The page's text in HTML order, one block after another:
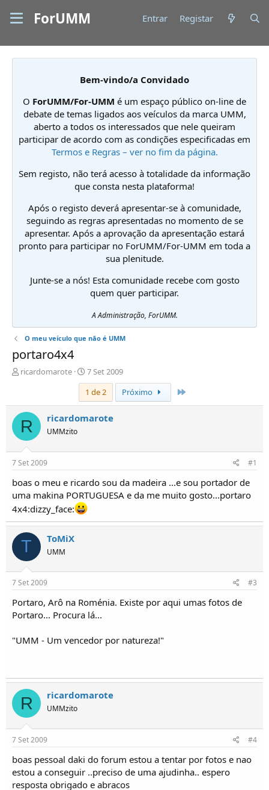
ForUMM Entrar Registar
Bem-vindo/a Convidado
O ForUMM/For-UMM é um espaço público on-line de
debate de temas ligados aos veículos da marca UMM,
aberto a todos os interessados que nele queiram
participar de acordo com as condições especificadas em
Termos e Regras – ver no fim da página.
Sem registo, não terá acesso à totalidade da informação
que consta nesta plataforma!
Após o registo deverá apresentar-se à comunidade,
seguindo as regras apresentadas no momento de se
apresentar. Após a aprovação da apresentação estará
pronto para participar no ForUMM/For-UMM em toda a
sua plenitude.
Junte-se a nós! Esta comunidade recebe com gosto
quem quer participar.
A Administração, ForUMM.
O meu veículo que não é UMM
portaro4x4
I
c
i
a
d
r
d
e
ó
p
i
c
o
ricardomarote
D
a
t
a
d
e
i
o
7 Set 2009
1 de 2
Próximo
R ricardomarote
UMMzito
7 Set 2009 #1
boas o meu e ricardo sou da madeira ...e sou portador de
uma makina PORTUGUESA e da me muito gosto...portaro
4x4:dizzy_face:
T ToMiX
UMM
7 Set 2009 #3
Portaro, Arô na Roménia. Existe por aqui umas fotos de
Portaro... Procura lá...
"UMM - Um vencedor por natureza!"
R ricardomarote
UMMzito
7 Set 2009 #4
boas pessoal daki do forum estou a tentar por fotos e nao
estou a conseguir ..preciso de uma ajudinha.. espero
resposta obrigado e abracos